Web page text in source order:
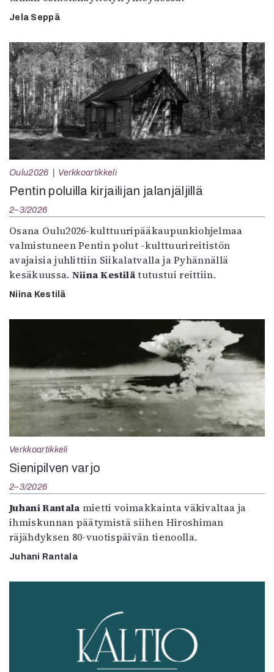
Jela Seppä
Oulu2026 Verkkoartikkeli
Pentin poluilla kirjailijan jalanjäljillä
2–3/2026
Osana Oulu2026-kulttuuripääkaupunkiohjelmaa
valmistuneen Pentin polut -kulttuurireitistön
avajaisia juhlittiin Siikalatvalla ja Pyhännällä
kesäkuussa. Niina Kestilätutustui reittiin.
Niina Kestilä
Verkkoartikkeli
Sienipilven varjo
2–3/2026
Juhani Rantala mietti voimakkainta väkivaltaa ja
ihmiskunnan päätymistä siihen Hiroshiman
räjähdyksen 80-vuotispäivän tienoolla.
Juhani Rantala